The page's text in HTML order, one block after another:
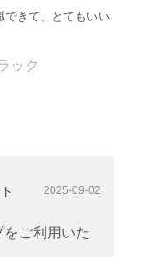
できて、とてもいい
ック
2025-09-02
ご利用いた